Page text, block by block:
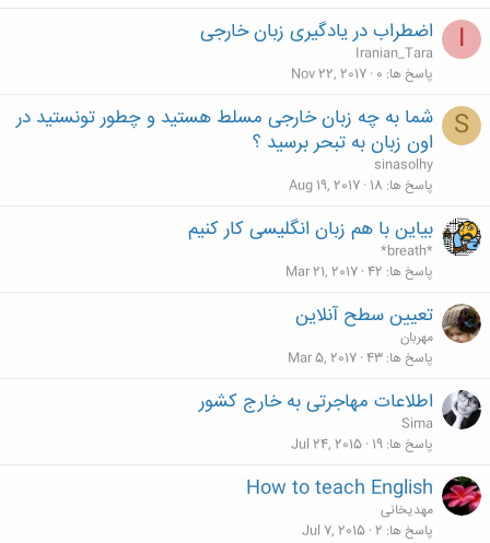
I اضطراب در یادگیری زبان خارجی
Iranian_Tara
پاسخ ها 0
Nov 22, 2017
S
شما به چه زبان خارجی مسلط هستید و چطور تونستید در
اون زبان به تبحر برسید ؟
sinasolhy
پاسخ ها 18
Aug 19, 2017
بیاین با هم زبان انگلیسی کار کنیم
*breath*
پاسخ ها 42
Mar 21, 2017
تعیین سطح آنلاین
مهربان
پاسخ ها 43
Mar 5, 2017
اطلاعات مهاجرتی به خارج کشور
Sima
پاسخ ها 19
Jul 24, 2015
How to teach English
مهدیخانی
پاسخ ها 2
Jul 7, 2015